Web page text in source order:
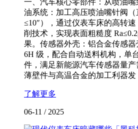
油系统：加工高压喷油嘴针阀（
≤10″），通过仪表车床的高转速
削技术，实现表面粗糙度
果。传感器外壳：铝合金传感
6H 级，配合自动送料机构，单
件，满足新能源汽车传感器量产
薄壁件与高温合金的加工利器发
了解更多
06-11 / 2025